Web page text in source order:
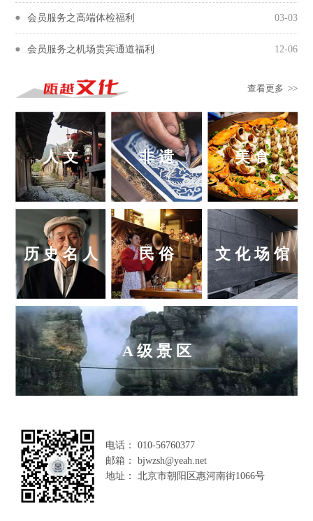
会员服务之高端体检福利 03-03
会员服务之机场贵宾通道福利 12-06
查看更多 >>
人 文 非 遗 美 食
历 史 名 人 民 俗 文 化 场 馆
A 级 景 区
电话： 010-56760377
邮箱： bjwzsh@yeah.net
地址： 北京市朝阳区惠河南街1066号